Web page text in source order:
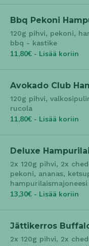
Bbq Pekoni
120g pihvi, pekoni,
bbq - kastike
11,80€ - Lisää koriin
Avokado Club
120g pihvi,
rucola
11,80€ - Lisää koriin
Deluxe
2x 120g pihvi, 2x
pekoni, ananas,
hampurilaismajoneesi
13,30€ - Lisää koriin
Jättikerros
2x 120g pihvi, 2x